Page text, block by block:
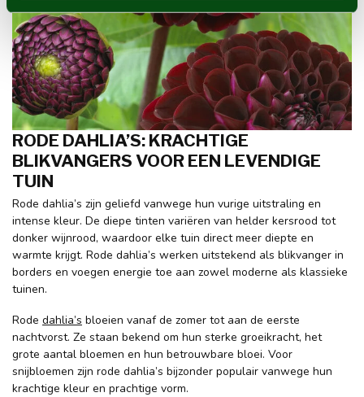
RODE DAHLIA’S: KRACHTIGE
BLIKVANGERS VOOR EEN LEVENDIGE
TUIN
Rode dahlia’s zijn geliefd vanwege hun vurige uitstraling en
intense kleur. De diepe tinten variëren van helder kersrood tot
donker wijnrood, waardoor elke tuin direct meer diepte en
warmte krijgt. Rode dahlia’s werken uitstekend als blikvanger in
borders en voegen energie toe aan zowel moderne als klassieke
tuinen.
Rode dahlia’s bloeien vanaf de zomer tot aan de eerste
nachtvorst. Ze staan bekend om hun sterke groeikracht, het
grote aantal bloemen en hun betrouwbare bloei. Voor
snijbloemen zijn rode dahlia’s bijzonder populair vanwege hun
krachtige kleur en prachtige vorm.